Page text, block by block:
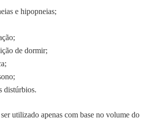
e hipopneias;
de dormir;
distúrbios.
utilizado apenas com base no volume do